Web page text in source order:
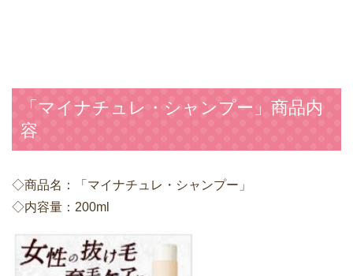
「マイナチュレ・シャンプー」商品内
容
◇商品名：「マイナチュレ・シャンプー」
◇内容量：200ml